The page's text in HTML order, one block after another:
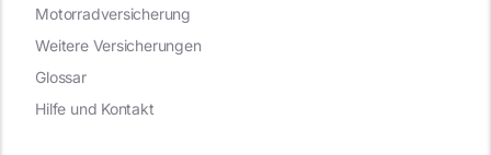
Motorradversicherung
Weitere Versicherungen
Glossar
Hilfe und Kontakt